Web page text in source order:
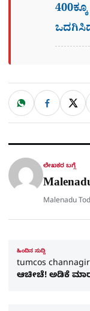
ಹಂಚಿಕೊಳ್ಳಿ
W
a
t
p
F
c
e
k
X
ಲೇಖಕರ ಬಗ್ಗೆ
Malenadu
ಹಿಂದಿನ ಸುದ್ದಿ
tumcos
ಆಚೀಚೆ! ಅಡಿಕೆ